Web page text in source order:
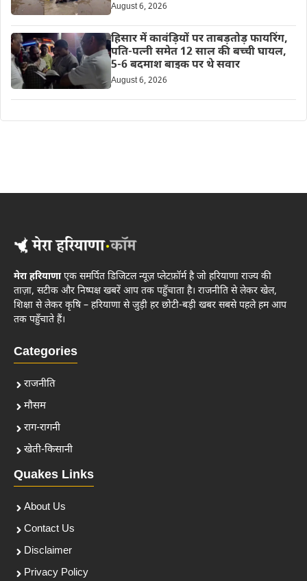
August 6, 2026
हिसार में कावंड़ियों पर ताबड़तोड़ फायरिंग,
पति-पत्नी समेत 12 साल की बच्ची घायल,
5-6 बदमाश बाइक पर थे सवार
August 6, 2026
मेरा हरियाणाएक समर्पित डिजिटल न्यूज़ प्लेटफ़ॉर्म है जो हरियाणा राज्य की
ताज़ा, सटीक और निष्पक्ष खबरें आप तक पहुँचाता है। राजनीति से लेकर खेल,
शिक्षा से लेकर कृषि – हरियाणा से जुड़ी हर छोटी-बड़ी खबर सबसे पहले हम आप
तक पहुँचाते हैं।
Categories
राजनीति
मौसम
राग-रागनी
खेती-किसानी
Quakes Links
About Us
Contact Us
Disclaimer
Privacy Policy